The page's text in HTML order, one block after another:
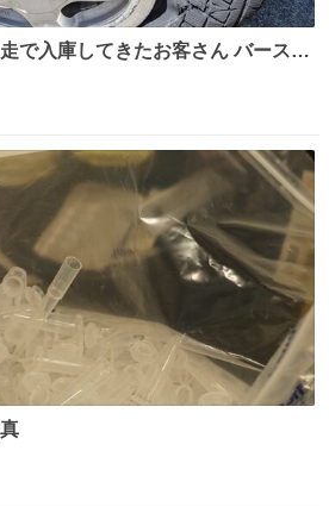
で入庫してきたお客さん バースト
いで助け呼んで下さい😰 保険にロ
担も無いんですから これで走
断線、ブレーキホースも傷入っち